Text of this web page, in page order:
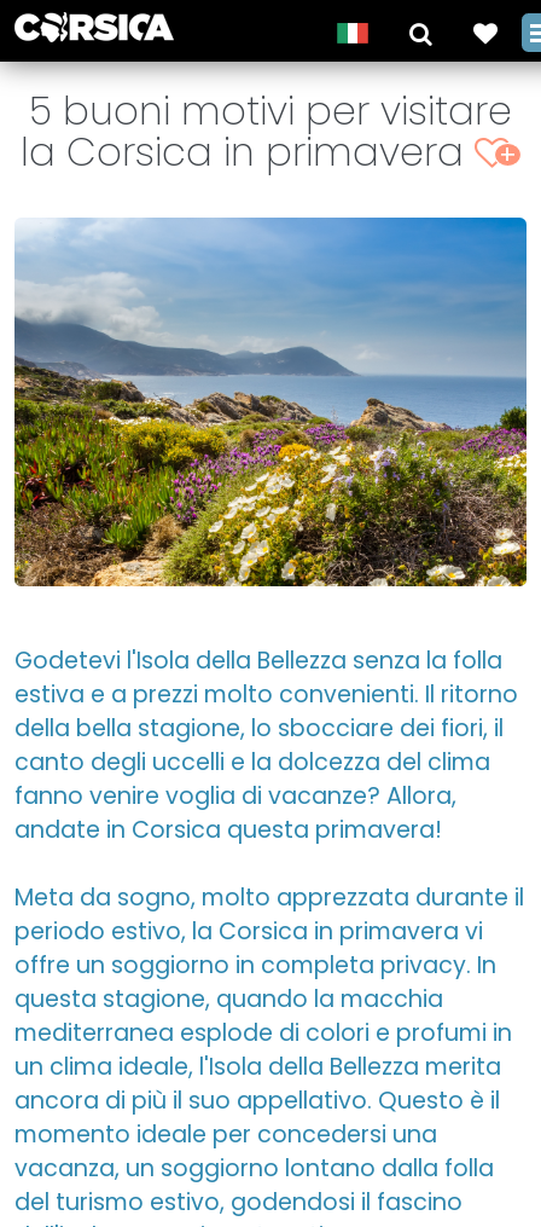
5 buoni motivi per visitare
la Corsica in primavera +
Godetevi l'Isola della Bellezza senza la folla
estiva e a prezzi molto convenienti. Il ritorno
della bella stagione, lo sbocciare dei fiori, il
canto degli uccelli e la dolcezza del clima
fanno venire voglia di vacanze? Allora,
andate in Corsica questa primavera!
Meta da sogno, molto apprezzata durante il
periodo estivo, la Corsica in primavera vi
offre un soggiorno in completa privacy. In
questa stagione, quando la macchia
mediterranea esplode di colori e profumi in
un clima ideale, l'Isola della Bellezza merita
ancora di più il suo appellativo. Questo è il
momento ideale per concedersi una
vacanza, un soggiorno lontano dalla folla
del turismo estivo, godendosi il fascino